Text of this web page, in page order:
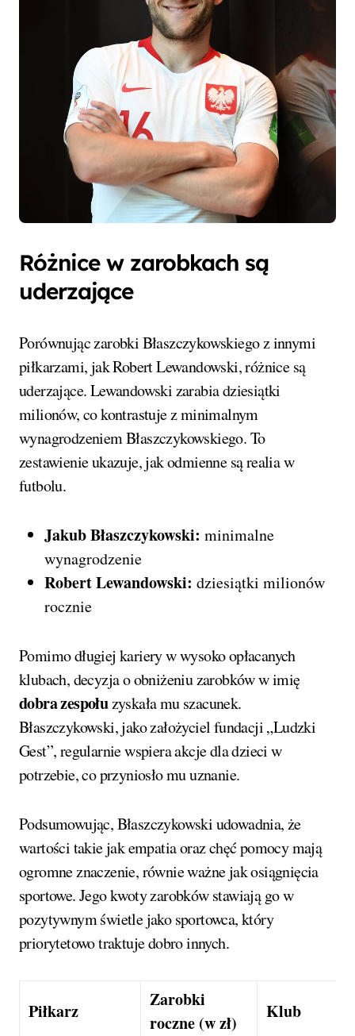
Różnice w zarobkach są
uderzające
Porównując zarobki Błaszczykowskiego z innymi
piłkarzami, jak Robert Lewandowski, różnice są
uderzające. Lewandowski zarabia dziesiątki
milionów, co kontrastuje z minimalnym
wynagrodzeniem Błaszczykowskiego. To
zestawienie ukazuje, jak odmienne są realia w
futbolu.
Jakub Błaszczykowski: minimalne
wynagrodzenie
Robert Lewandowski: dziesiątki milionów
rocznie
Pomimo długiej kariery w wysoko opłacanych
klubach, decyzja o obniżeniu zarobków w imię
dobra zespołuzyskała mu szacunek.
Błaszczykowski, jako założyciel fundacji „Ludzki
Gest”, regularnie wspiera akcje dla dzieci w
potrzebie, co przyniosło mu uznanie.
Podsumowując, Błaszczykowski udowadnia, że
wartości takie jak empatia oraz chęć pomocy mają
ogromne znaczenie, równie ważne jak osiągnięcia
sportowe. Jego kwoty zarobków stawiają go w
pozytywnym świetle jako sportowca, który
priorytetowo traktuje dobro innych.
Piłkarz
Zarobki
roczne (w zł)
Klub